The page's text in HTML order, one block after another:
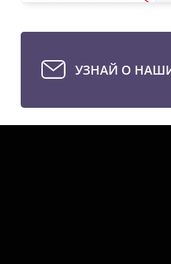
УЗНАЙ О